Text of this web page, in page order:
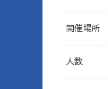
開催場所
人数